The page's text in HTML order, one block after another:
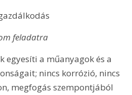
feladatra
egyesíti a műanyagok és a
nincs korrózió, nincs
megfogás szempontjából